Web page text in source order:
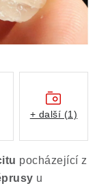
pocházející z
u
+ další (1)